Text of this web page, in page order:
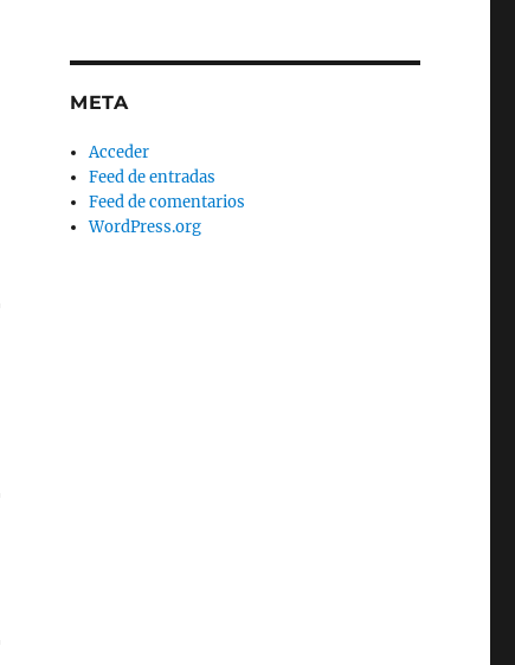
META
Acceder
Feed de entradas
Feed de comentarios
WordPress.org